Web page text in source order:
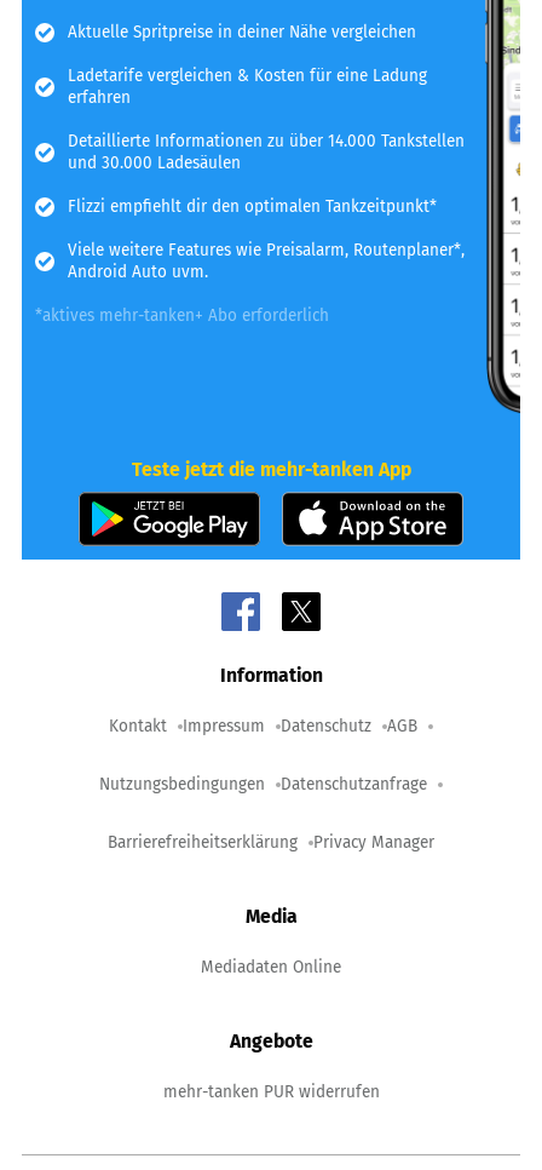
Aktuelle Spritpreise in deiner Nähe vergleichen
Ladetarife vergleichen & Kosten für eine Ladung
erfahren
Detaillierte Informationen zu über 14.000 Tankstellen
und 30.000 Ladesäulen
Flizzi empfiehlt dir den optimalen Tankzeitpunkt*
Viele weitere Features wie Preisalarm, Routenplaner*,
Android Auto uvm.
*aktives mehr-tanken+ Abo erforderlich
Teste jetzt die mehr-tanken App
Information
Kontakt Impressum Datenschutz AGB
Nutzungsbedingungen Datenschutzanfrage
Barrierefreiheitserklärung Privacy Manager
Media
Mediadaten Online
Angebote
mehr-tanken PUR widerrufen